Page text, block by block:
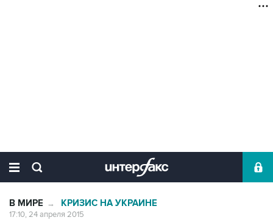
В МИРЕ → КРИЗИС НА УКРАИНЕ
17:10, 24 апреля 2015